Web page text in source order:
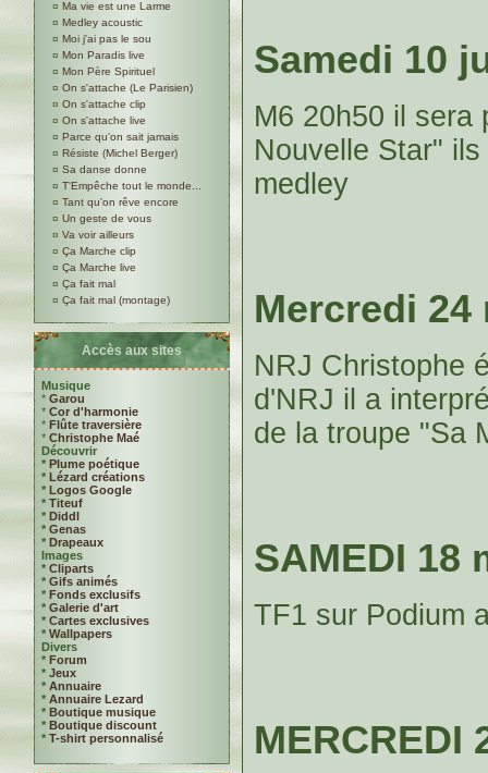
¤ Ma vie est une Larme
¤ Medley acoustic
¤ Moi j'ai pas le sou
¤ Mon Paradis live
¤ Mon Père Spirituel
¤ On s'attache (Le Parisien)
¤ On s'attache clip
¤ On s'attache live
¤ Parce qu'on sait jamais
¤ Résiste (Michel Berger)
¤ Sa danse donne
¤ T'Empêche tout le monde...
¤ Tant qu'on rêve encore
¤ Un geste de vous
¤ Va voir ailleurs
¤ Ça Marche clip
¤ Ça Marche live
¤ Ça fait mal
¤ Ça fait mal (montage)
Accès aux sites
Musique
* Garou
* Cor d'harmonie
* Flûte traversière
* Christophe Maé
Découvrir
* Plume poétique
* Lézard créations
* Logos Google
* Titeuf
* Diddl
* Genas
* Drapeaux
Images
* Cliparts
* Gifs animés
* Fonds exclusifs
* Galerie d'art
* Cartes exclusives
* Wallpapers
Divers
* Forum
* Jeux
* Annuaire
* Annuaire Lezard
* Boutique musique
* Boutique discount
* T-shirt personnalisé
Samedi 10
M6 20h50 il sera
Nouvelle Star"
medley
Mercredi 24
NRJ Christophe
d'NRJ il a
de la troupe "Sa
SAMEDI 18
TF1 sur Podium
MERCREDI